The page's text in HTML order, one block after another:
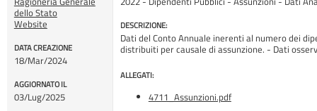
dello Stato
Website
DATA CREAZIONE
18/Mar/2024
AGGIORNATO IL
03/Lug/2025
DESCRIZIONE:
Dati del Conto Annuale inerenti al numero dei
distribuiti per causale di assunzione. - Dati
ALLEGATI:
4711_Assunzioni.pdf